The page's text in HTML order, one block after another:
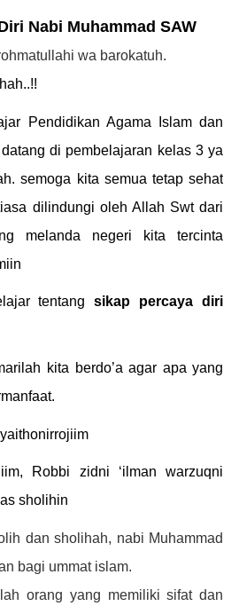
Nabi Muhammad SAW
wa barokatuh.
Pendidikan Agama Islam dan
di pembelajaran kelas 3 ya
semoga kita semua tetap sehat
dilindungi oleh Allah Swt dari
melanda negeri kita tercinta
tentangsikap percaya diri
kita berdo’a agar apa yang
Robbi zidni ‘ilman warzuqni
sholihin
dan sholihah, nabi Muhammad
bagi ummat islam.
orang yang memiliki sifat dan